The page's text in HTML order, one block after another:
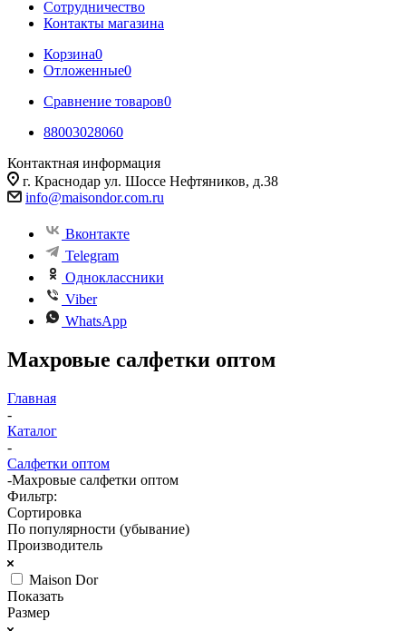
Сотрудничество
Контакты магазина
Корзина0
Отложенные0
Сравнение товаров0
88003028060
Контактная информация
г. Краснодар ул. Шоссе Нефтяников, д.38
info@maisondor.com.ru
Вконтакте
Telegram
Одноклассники
Viber
WhatsApp
Махровые салфетки оптом
Главная
-
Каталог
-
Салфетки оптом
-Махровые салфетки оптом
Фильтр:
Сортировка
По популярности (убывание)
Производитель
Maison Dor
Показать
Размер